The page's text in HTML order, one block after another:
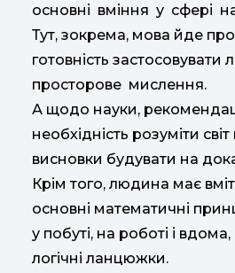
основні вміння у сфері
Тут, зокрема, мова йде про
готовність застосовувати
просторове мислення.
А щодо науки,
необхідність розуміти
висновки будувати на
Крім того, людина має
основні математичні
у побуті, на роботі і
логічні ланцюжки.